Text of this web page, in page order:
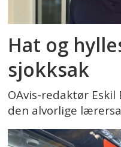
Hat og
sjokksak
OAvis-redaktør
den alvorlige